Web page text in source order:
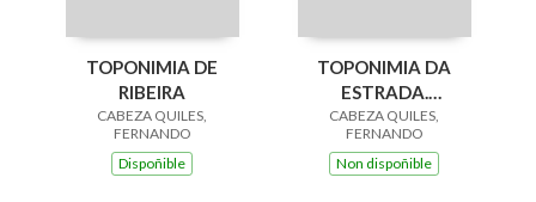
TOPONIMIA DE
RIBEIRA
CABEZA QUILES,
FERNANDO
Dispoñible
TOPONIMIA DA
ESTRADA.
COLECCION TERRA
NOMEADA
CABEZA QUILES,
FERNANDO
Non dispoñible